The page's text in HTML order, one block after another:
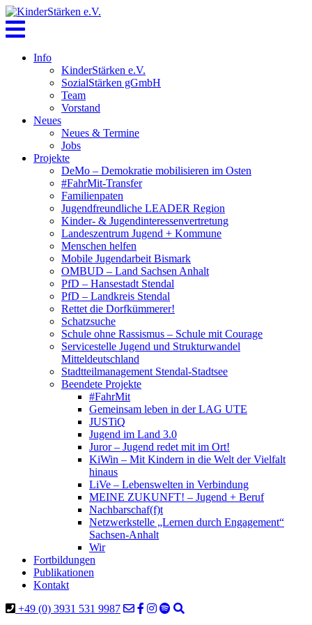
Skip
to
content
Info
KinderStärken e.V.
SozialStärken gGmbH
Team
Vorstand
Neues
Neues & Termine
Jobs
Projekte
DeMo – Demokratie mobilisieren im Osten
#FahrMit-Transfer
Familienpaten
Jugendfreundliche LEADER Region
Kinder- & Jugendinteressenvertretung
Landeszentrum Jugend + Kommune
Menschen helfen
Mobile Jugendarbeit Bismark
OMBUD – Land Sachsen Anhalt
PfD – Hansestadt Stendal
PfD – Landkreis Stendal
Rettet die Dorfkümmerer!
Schatzsuche
Schule ohne Rassismus – Schule mit Courage
Servicestelle Jugend und Strukturwandel
Mitteldeutschland
Stadtteilmanagement Stendal-Stadtsee
Beendete Projekte
#FahrMit
Gemeinsam leben in der LAG UTE
JUSTiQ
Jugend im Land 3.0
Juror – Jugend redet mit im Ort!
KiWin – Mit Kindern in die Welt der Vielfalt
hinaus
LiVe – Lebenswelten in Verbindung
MEINE ZUKUNFT! – Jugend + Beruf
Nachbarschaf(f)t
Netzwerkstelle „Lernen durch Engagement“
Sachsen-Anhalt
Wir
Fortbildungen
Publikationen
Kontakt
+49 (0) 3931 531 9987